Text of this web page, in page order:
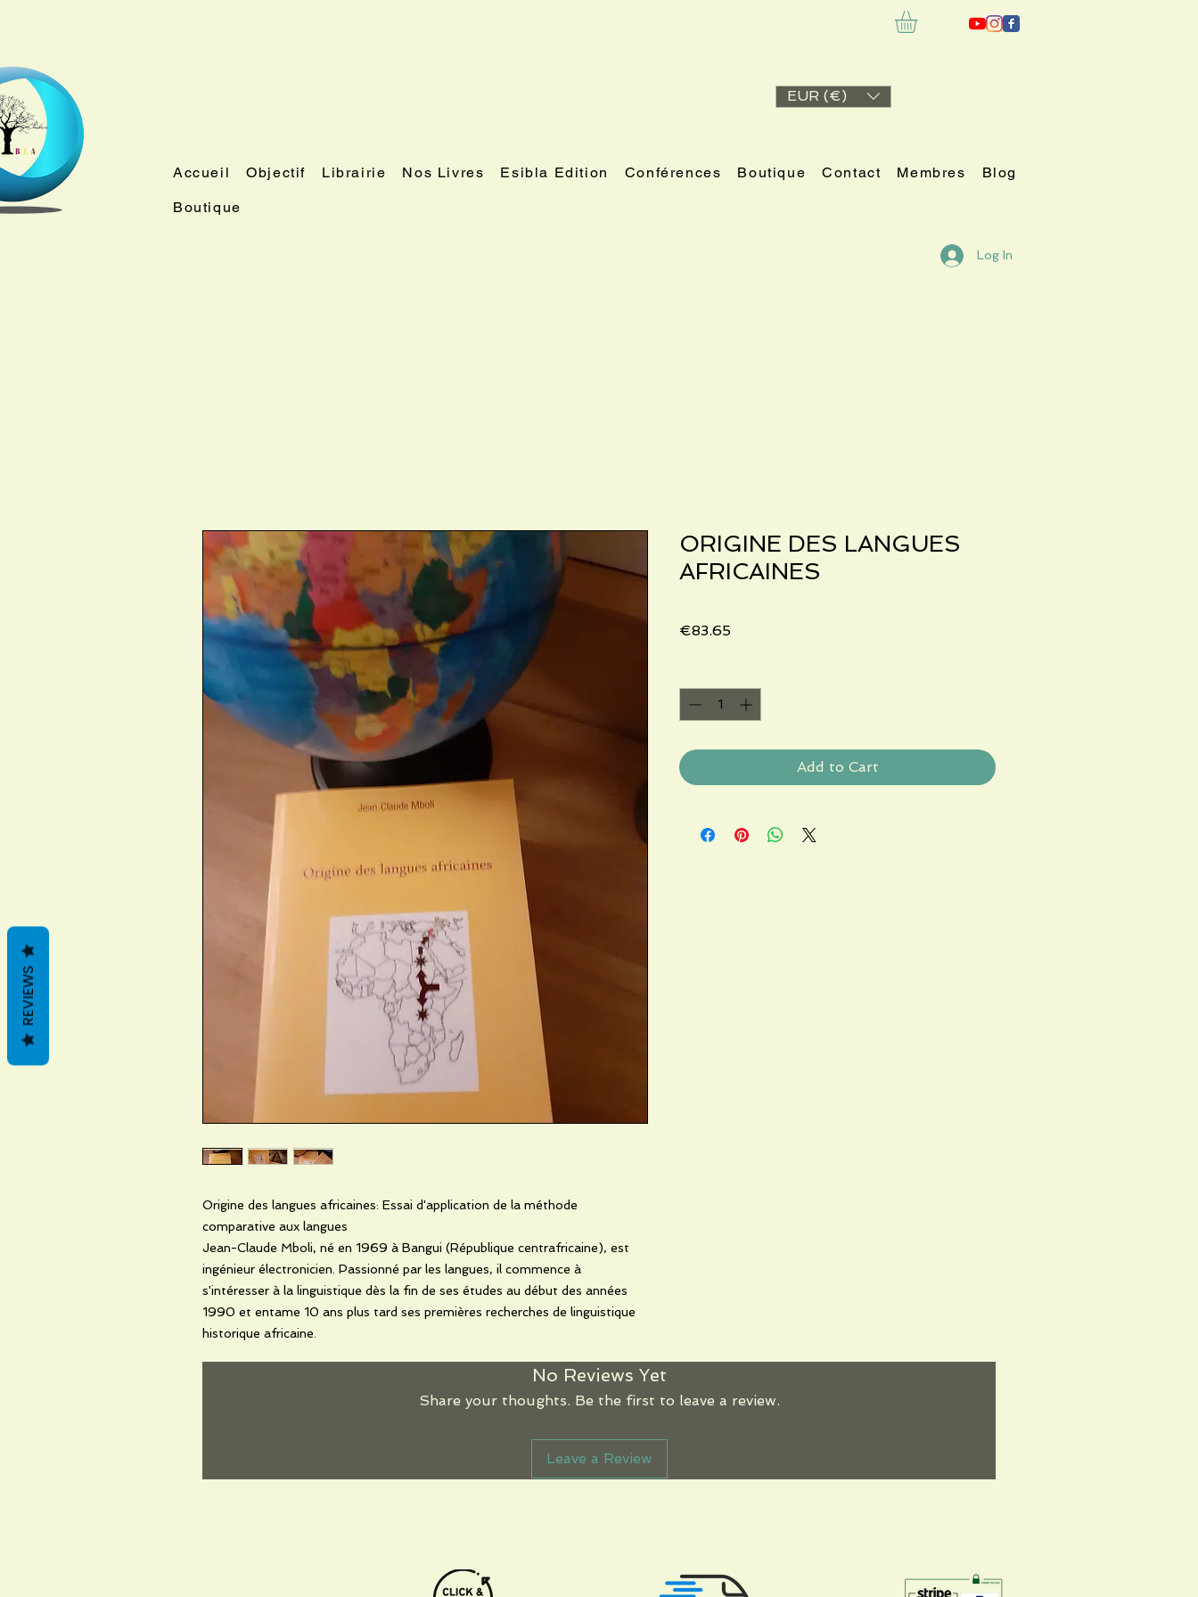
EUR (€)
Accueil Objectif Librairie Nos Livres Esibla Edition Conférences Boutique Contact Membres Blog
Boutique
Log In
Origine des langues africaines: Essai d'application de la méthode
comparative aux langues
Jean-Claude Mboli, né en 1969 à Bangui (République centrafricaine), est
ingénieur électronicien. Passionné par les langues, il commence à
s'intéresser à la linguistique dès la fin de ses études au début des années
1990 et entame 10 ans plus tard ses premières recherches de linguistique
historique africaine.
ORIGINE DES LANGUES
AFRICAINES
€83.65Price
Add to Cart
No Reviews Yet
Share your thoughts. Be the first to leave a review.
Leave a Review
REVIEWS